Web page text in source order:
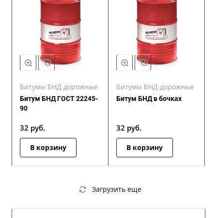
Битумы БНД дорожные
Битум БНД ГОСТ 22245-
90
32 руб.
В корзину
Битумы БНД дорожные
Битум БНД в бочках
32 руб.
В корзину
Загрузить еще